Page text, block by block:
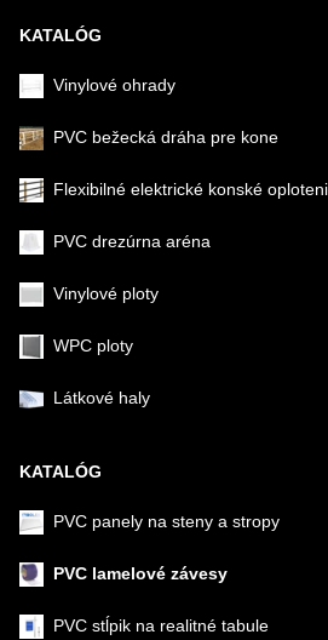
KATALÓG
Vinylové ohrady
PVC bežecká dráha pre kone
Flexibilné elektrické konské
PVC drezúrna aréna
Vinylové ploty
WPC ploty
Látkové haly
KATALÓG
PVC panely na steny a stropy
PVC lamelové závesy
PVC stĺpik na realitné tabule